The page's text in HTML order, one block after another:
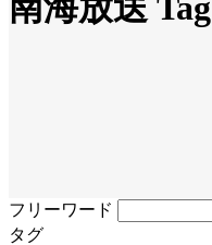
南海放送 Tag
フリーワード
タグ